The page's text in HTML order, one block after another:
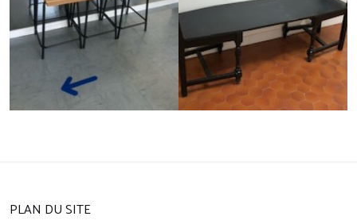
PLAN DU SITE